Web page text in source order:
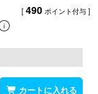
[ 490 ポイント付与 ]